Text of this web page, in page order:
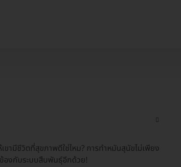
ามีชีวิตที่สุขภาพดีใช่ไหม? การทำหมันสุนัขไม่เพียง
องกับระบบสืบพันธุ์อีกด้วย!